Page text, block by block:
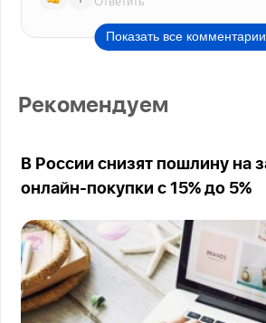
Показать все
Рекомендуем
В России снизят пошлину на
онлайн-покупки с 15% до 5%